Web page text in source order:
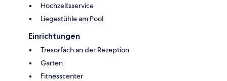
Hochzeitsservice
Liegestühle am Pool
Einrichtungen
Tresorfach an der Rezeption
Garten
Fitnesscenter